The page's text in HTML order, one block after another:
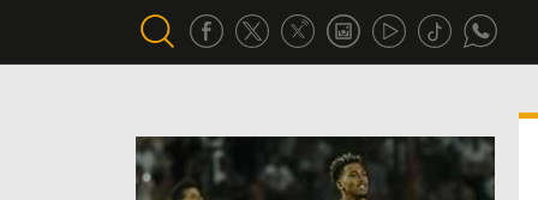
أقسام خاصة
Gamers